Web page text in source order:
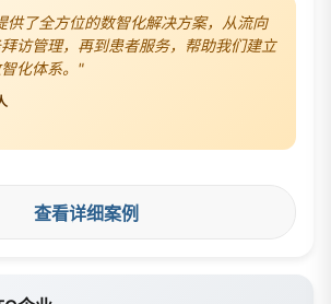
供了全方位的数智化解决方案，从流向
访管理，再到患者服务，帮助我们建立
化体系。"
查看详细案例